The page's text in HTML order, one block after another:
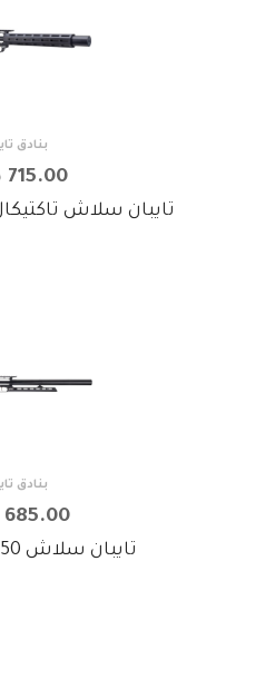
بنادق
715.00 د.ك
تايبان سلاش تاكتيكال 420ملي عيار
بنادق
685.00 د.ك
تايبان سلاش 550ملي عيار 5.5